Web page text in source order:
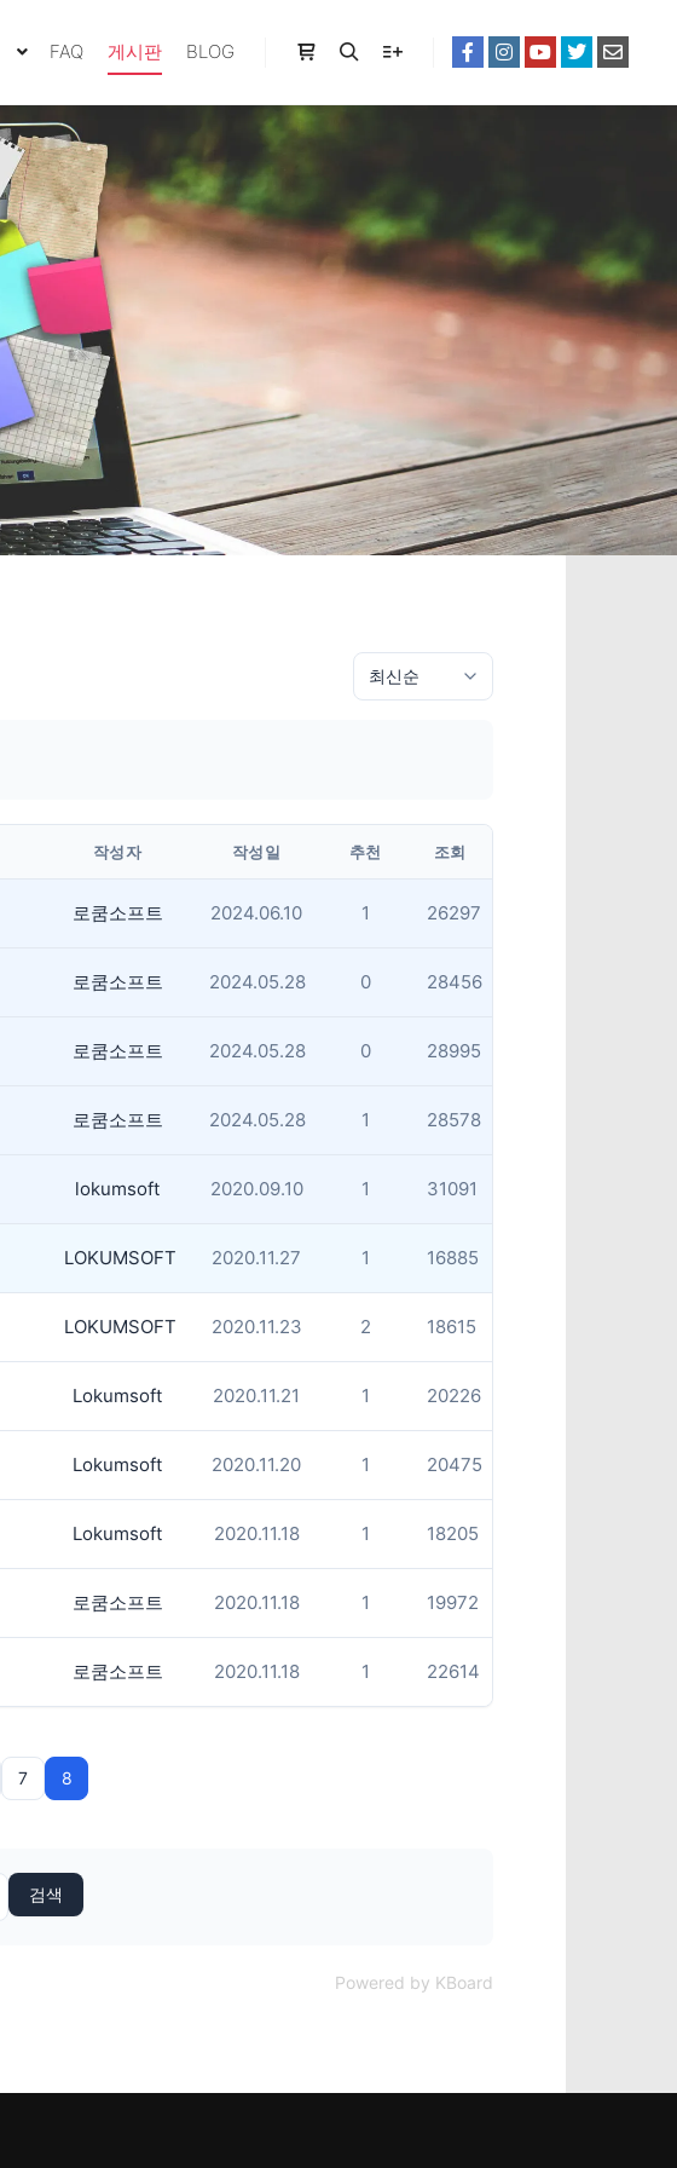
FAQ 게시판 BLOG
작성자 작성일 추천 조회
로쿰소프트 2024.06.10 1 26297
로쿰소프트 2024.05.28 0 28456
로쿰소프트 2024.05.28 0 28995
로쿰소프트 2024.05.28 1 28578
lokumsoft 2020.09.10 1 31091
LOKUMSOFT 2020.11.27 1 16885
LOKUMSOFT 2020.11.23 2 18615
Lokumsoft 2020.11.21 1 20226
Lokumsoft 2020.11.20 1 20475
Lokumsoft 2020.11.18 1 18205
로쿰소프트 2020.11.18 1 19972
로쿰소프트 2020.11.18 1 22614
7 8
검색
Powered by KBoard